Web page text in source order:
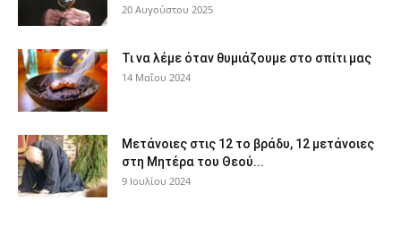
20 Αυγούστου 2025
Τι να λέμε όταν θυμιάζουμε στο σπίτι μας
14 Μαΐου 2024
Μετάνοιες στις 12 το βράδυ, 12 μετάνοιες
στη Μητέρα του Θεού...
9 Ιουλίου 2024